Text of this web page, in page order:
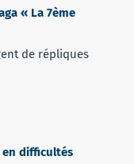
« La 7ème
de répliques
en difficultés